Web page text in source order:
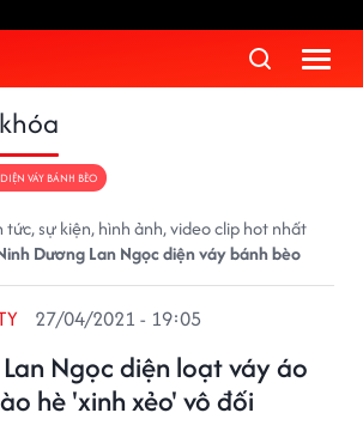
VÁY BÁNH BÈO
tức, sự kiện, hình ảnh, video clip hot nhất
Dương Lan Ngọc diện váy bánh bèo
Ngọc diện loạt váy áo
hè 'xinh xẻo' vô đối
27/04/2021 - 19:05